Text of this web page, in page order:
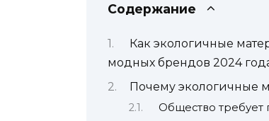
Содержание
Как экологичные
модных брендов 2024
Почему экологичные
Общество требует